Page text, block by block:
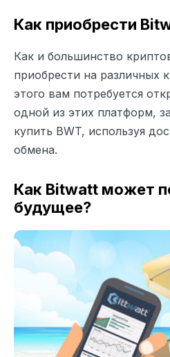
Как приобрести
Как и большинство
приобрести на различных
этого вам потребуется
одной из этих платформ,
купить BWT, используя
обмена.
Как Bitwatt может
будущее?